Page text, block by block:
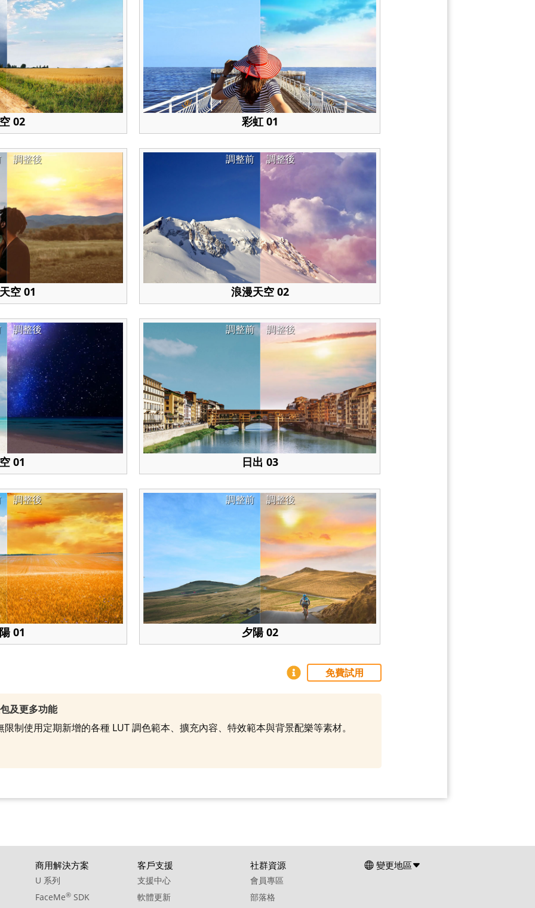
02 彩虹 01
調整後
空 01
調整後
調整前
浪漫天空 02
調整後
01
調整後
調整前
日出 03
調整後
01
調整後
調整前
夕陽 02
免費試用
及更多功能
制使用定期新增的各種 LUT 調色範本、擴充內容、特效範本與背景配樂等素材。
商用解決方案
U 系列
FaceMe® SDK
客戶支援
支援中心
軟體更新
社群資源
會員專區
部落格
變更地區